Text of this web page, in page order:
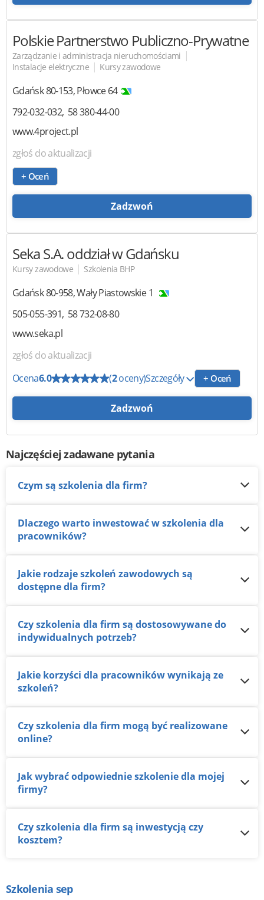
Polskie Partnerstwo Publiczno-Prywatne
Zarządzanie i administracja nieruchomościami |
Instalacje elektryczne | Kursy zawodowe
Gdańsk80-153,Płowce 64
792-032-032 58 380-44-00
www.4project.pl
zgłoś do aktualizacji
+ Oceń
Zadzwoń
Seka S.A.oddział w Gdańsku
Kursy zawodowe | Szkolenia BHP
Gdańsk80-958,Wały Piastowskie 1
505-055-391 58 732-08-80
www.seka.pl
zgłoś do aktualizacji
Ocena6.0 (2oceny)Szczegóły + Oceń
Zadzwoń
Najczęściej zadawane pytania
Czym są szkolenia dla firm?
Dlaczego warto inwestować w szkolenia dla
pracowników?
Jakie rodzaje szkoleń zawodowych są
dostępne dla firm?
Czy szkolenia dla firm są dostosowywane do
indywidualnych potrzeb?
Jakie korzyści dla pracowników wynikają ze
szkoleń?
Czy szkolenia dla firm mogą być realizowane
online?
Jak wybrać odpowiednie szkolenie dla mojej
firmy?
Czy szkolenia dla firm są inwestycją czy
kosztem?
Szkolenia sep